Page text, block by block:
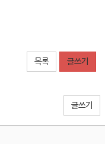
목록 글쓰기
글쓰기